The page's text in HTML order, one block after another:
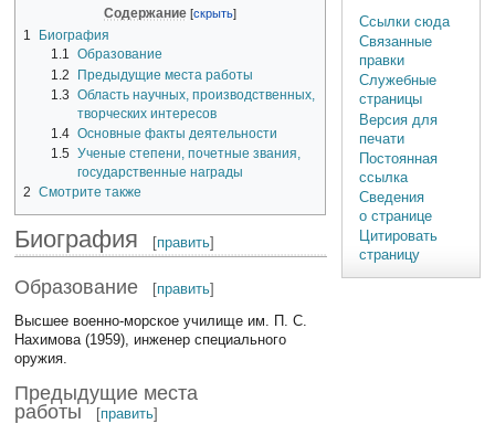
Содержание
1
Биография
1.1 Образование
1.2
Предыдущие места работы
1.3 Область научных, производственных,
творческих интересов
1.4 Основные факты деятельности
1.5 Ученые степени, почетные звания,
государственные награды
2
Смотрите также
Биография [править]
Образование [править]
Высшее военно-морское училище им. П. С.
Нахимова (1959), инженер специального
оружия.
Предыдущие места
работы
[править]
Ссылки сюда
Связанные
правки
Служебные
страницы
Версия для
печати
Постоянная
ссылка
Сведения
о странице
Цитировать
страницу